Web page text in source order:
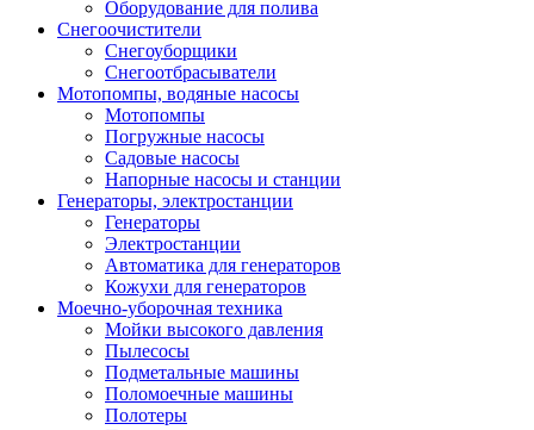
Оборудование для полива
Снегоочистители
Снегоуборщики
Снегоотбрасыватели
Мотопомпы, водяные насосы
Мотопомпы
Погружные насосы
Садовые насосы
Напорные насосы и станции
Генераторы, электростанции
Генераторы
Электростанции
Автоматика для генераторов
Кожухи для генераторов
Моечно-уборочная техника
Мойки высокого давления
Пылесосы
Подметальные машины
Поломоечные машины
Полотеры